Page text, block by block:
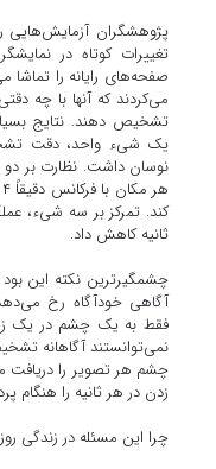
پژوهشگران آزمایش‌هایی
تغییرات کوتاه در
صفحه‌های رایانه را تماشا
می‌کردند که آنها با چه
تشخیص دهند. نتایج
نوسان داشت. نظارت بر
ثانیه کاهش داد.
چشمگیرترین نکته این بود
آگاهی خودآگاه رخ
فقط به یک چشم در یک
نمی‌توانستند آگاهانه
زدن در هر ثانیه را هنگام
چرا این مسئله در زندگی